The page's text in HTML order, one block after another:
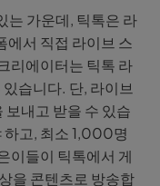
는 가운데, 틱톡은 라
에서 직접 라이브 스
리에이터는 틱톡 라
습니다. 단, 라이브
보내고 받을 수 있습
하고, 최소 1,000명
이들이 틱톡에서 게
을 콘텐츠로 방송합